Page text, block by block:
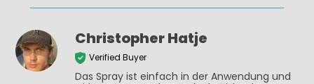
Christopher Hatje
Verified Buyer
Das Spray ist einfach in der Anwendung und